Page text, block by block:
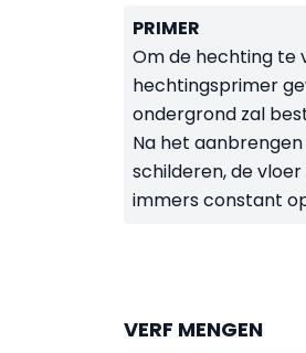
PRIMER
Om de hechting te
hechtingsprimer
ondergrond zal
Na het
schilderen, de
immers constant
VERF MENGEN